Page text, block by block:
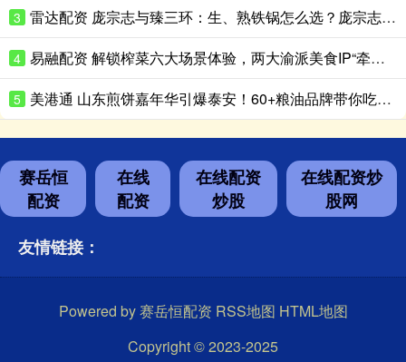
3 雷达配资 庞宗志与臻三环：生、熟铁锅怎么选？庞宗志更适合日常家用
4 易融配资 解锁榨菜六大场景体验，两大渝派美食IP“牵手”成功
5 美港通 山东煎饼嘉年华引爆泰安！60+粮油品牌带你吃出新花样
赛岳恒
配资
在线
配资
在线配资
炒股
在线配资炒
股网
友情链接：
Powered by赛岳恒配资 RSS地图 HTML地图
Copyright© 2023-2025